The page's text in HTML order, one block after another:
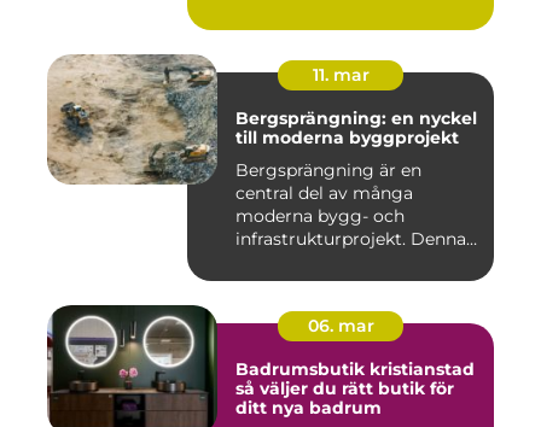
11. mar
Bergsprängning: en nyckel
till moderna byggprojekt
Bergsprängning är en
central del av många
moderna bygg- och
infrastrukturprojekt. Denna
06. mar
Badrumsbutik kristianstad
så väljer du rätt butik för
ditt nya badrum